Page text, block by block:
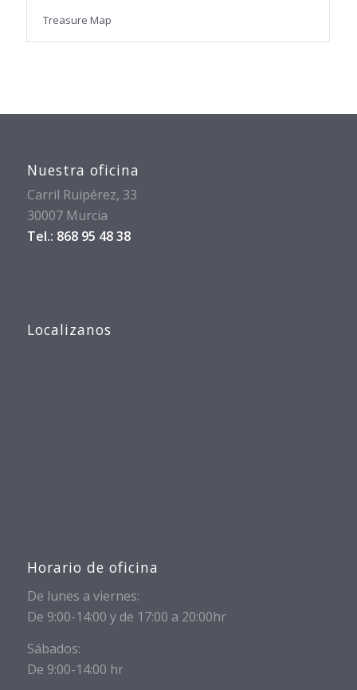
Treasure Map
Nuestra oficina
Carril Ruipérez, 33
30007 Murcia
Tel.: 868 95 48 38
Localizanos
Horario de oficina
De lunes a viernes:
De 9:00-14:00 y de 17:00 a 20:00hr
Sábados:
De 9:00-14:00 hr